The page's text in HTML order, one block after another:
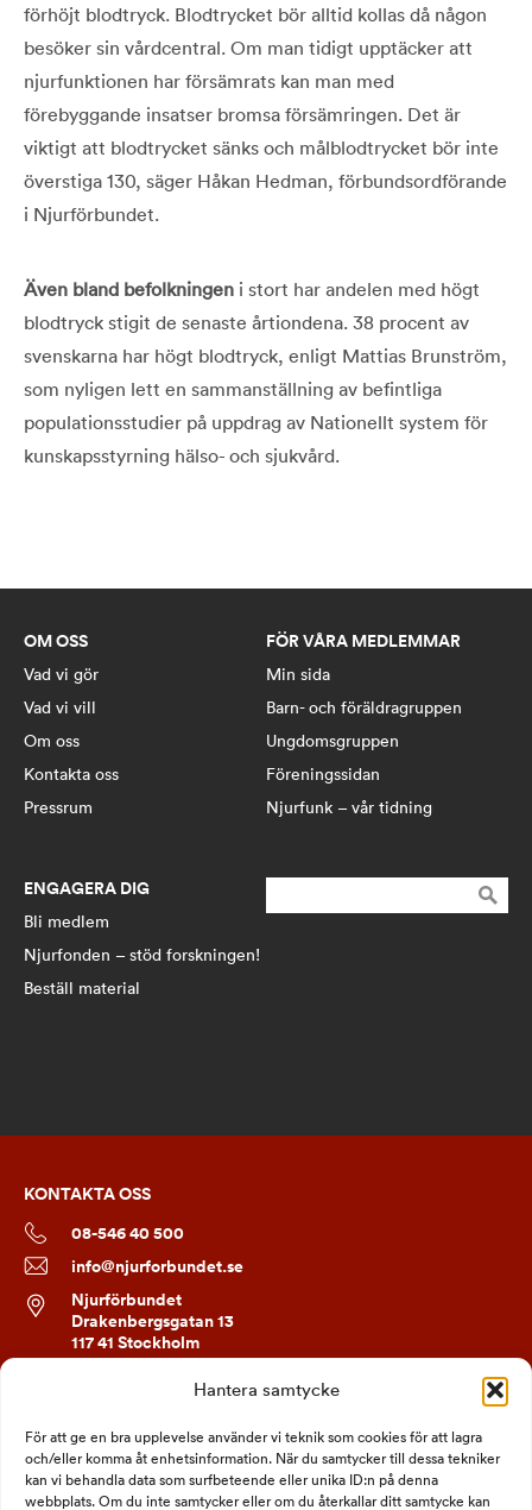
Hantera samtycke
För att ge en bra upplevelse använder vi teknik som cookies för att lagra
och/eller komma åt enhetsinformation. När du samtycker till dessa tekniker
kan vi behandla data som surfbeteende eller unika ID:n på denna
webbplats. Om du inte samtycker eller om du återkallar ditt samtycke kan
förhöjt blodtryck. Blodtrycket bör alltid kollas då någon
besöker sin vårdcentral. Om man tidigt upptäcker att
njurfunktionen har försämrats kan man med
förebyggande insatser bromsa försämringen. Det är
viktigt att blodtrycket sänks och målblodtrycket bör inte
överstiga 130, säger Håkan Hedman, förbundsordförande
i Njurförbundet.
Även bland befolkningen i stort har andelen med högt
blodtryck stigit de senaste årtiondena. 38 procent av
svenskarna har högt blodtryck, enligt Mattias Brunström,
som nyligen lett en sammanställning av befintliga
populationsstudier på uppdrag av Nationellt system för
kunskapsstyrning hälso- och sjukvård.
OM OSS
Vad vi gör
Vad vi vill
Om oss
Kontakta oss
Pressrum
ENGAGERA DIG
Bli medlem
Njurfonden – stöd forskningen!
Beställ material
FÖR VÅRA MEDLEMMAR
Min sida
Barn- och föräldragruppen
Ungdomsgruppen
Föreningssidan
Njurfunk – vår tidning
efter:
KONTAKTA OSS
08-546 40 500
info@njurforbundet.se
Njurförbundet
Drakenbergsgatan 13
117 41 Stockholm